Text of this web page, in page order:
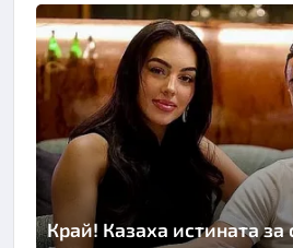
Край! Казаха истината за